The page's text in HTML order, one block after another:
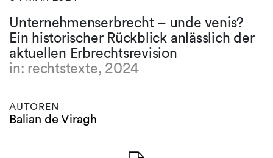
Unternehmenserbrecht – unde venis?
Ein historischer Rückblick anlässlich der
aktuellen Erbrechtsrevision
in: rechtstexte, 2024
AUTOREN
Balian de Viragh